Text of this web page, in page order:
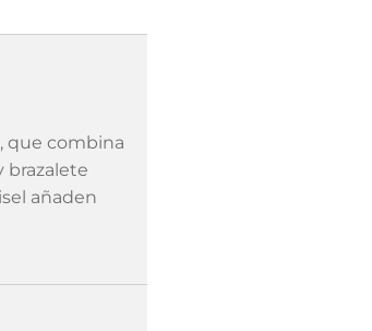
que combina
brazalete
añaden